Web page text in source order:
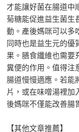
才能讓好菌在腸道中
菊糖能促進益生菌生
動。產後媽咪可以多
同時也是益生元的優
果。膳食纖維也需要
糞便的作用。值得注
腸道慢慢適應。若能
片，或在味噌湯裡
後媽咪不僅能改善腸
【其他文章推薦】